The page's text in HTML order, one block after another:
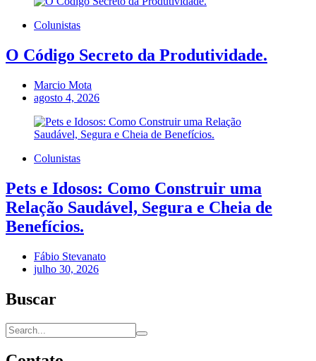
Colunistas
O Código Secreto da Produtividade.
Marcio Mota
agosto 4, 2026
Colunistas
Pets e Idosos: Como Construir uma
Relação Saudável, Segura e Cheia de
Benefícios.
Fábio Stevanato
julho 30, 2026
Buscar